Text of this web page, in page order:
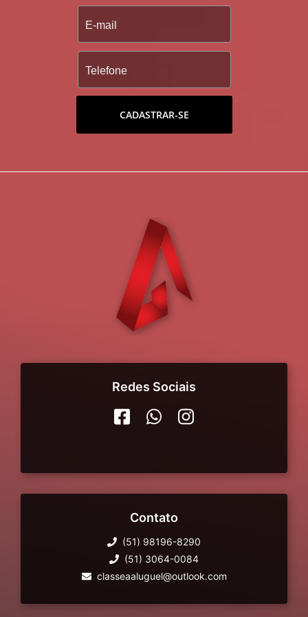
CADASTRAR-SE
Redes Sociais
Contato
(51) 98196-8290
(51) 3064-0084
classeaaluguel@outlook.com